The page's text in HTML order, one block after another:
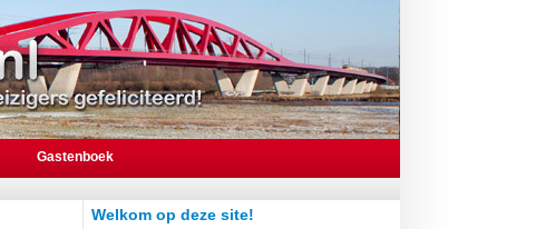
Gastenboek
Welkom op deze site!